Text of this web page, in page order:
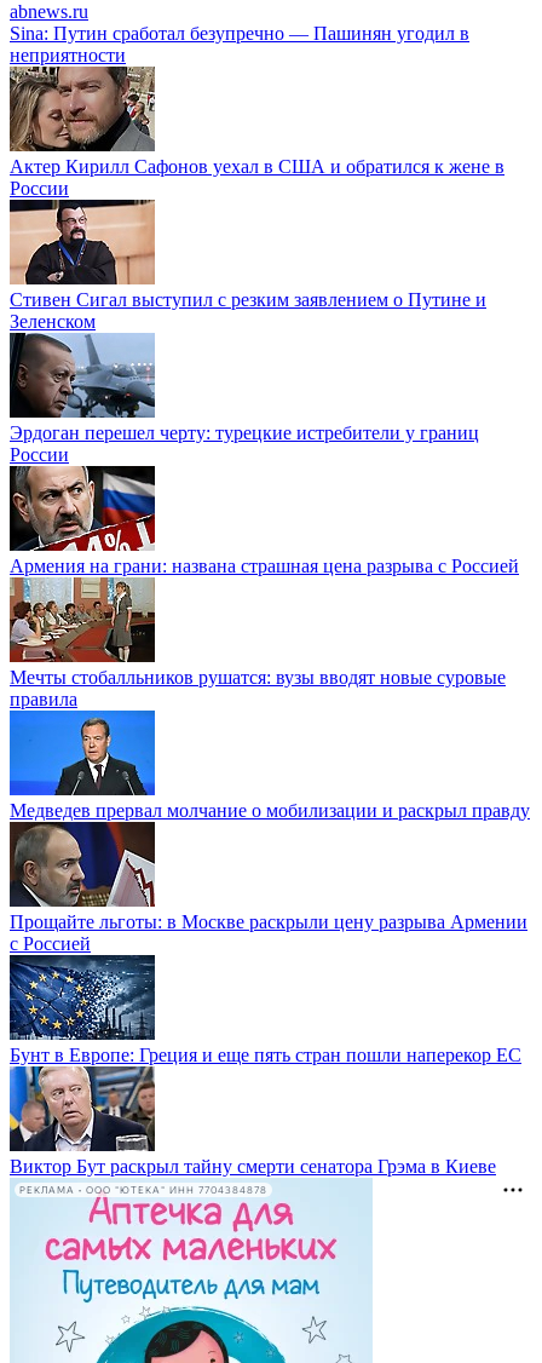
abnews.ru
Sina: Путин сработал безупречно — Пашинян угодил в
неприятности
Актер Кирилл Сафонов уехал в США и обратился к жене в
России
Стивен Сигал выступил с резким заявлением о Путине и
Зеленском
Эрдоган перешел черту: турецкие истребители у границ
России
Армения на грани: названа страшная цена разрыва с Россией
Мечты стобалльников рушатся: вузы вводят новые суровые
правила
Медведев прервал молчание о мобилизации и раскрыл правду
Прощайте льготы: в Москве раскрыли цену разрыва Армении
с Россией
Бунт в Европе: Греция и еще пять стран пошли наперекор ЕС
Виктор Бут раскрыл тайну смерти сенатора Грэма в Киеве
РЕКЛАМА • ООО "ЮТЕКА" ИНН 7704384878